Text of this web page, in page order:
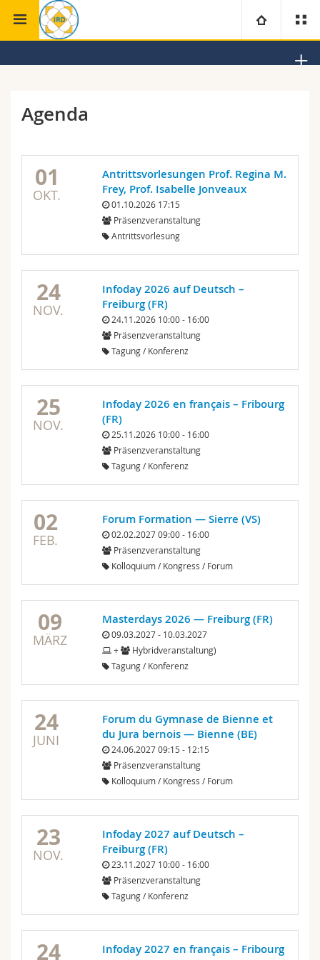
Forschung
Weiterbildung
Rechtswissenschaftliche Fak.
Wirtschafts- und Sozialwissenschaftliche Fak.
Philosophische Fak.
Fak. für Erziehungs- und Bildungswissenschaften
Math.-Nat. und Med. Fak.
Interfakultär
Studieninteressierte
Medien
Forschende
Doktorierende
Ressourcen
Personenverzeichnis
Ortsplan
Bibliotheken
Vorlesungsverzeichnis
MyUnifr
Institut für das Studium der Religionen und
Agenda
01
OKT.
Antrittsvorlesungen Prof. Regina M.
Frey, Prof. Isabelle Jonveaux
01.10.2026 17:15
Präsenzveranstaltung
Antrittsvorlesung
24
NOV.
Infoday 2026 auf Deutsch –
Freiburg (FR)
24.11.2026 10:00 - 16:00
Präsenzveranstaltung
Tagung / Konferenz
25
NOV.
Infoday 2026 en français – Fribourg
(FR)
25.11.2026 10:00 - 16:00
Präsenzveranstaltung
Tagung / Konferenz
02
FEB.
Forum Formation — Sierre (VS)
02.02.2027 09:00 - 16:00
Präsenzveranstaltung
Kolloquium / Kongress / Forum
09
MÄRZ
Masterdays 2026 — Freiburg (FR)
09.03.2027 - 10.03.2027
+
Hybridveranstaltung)
Tagung / Konferenz
24
JUNI
Forum du Gymnase de Bienne et
du Jura bernois — Bienne (BE)
24.06.2027 09:15 - 12:15
Präsenzveranstaltung
Kolloquium / Kongress / Forum
23
NOV.
Infoday 2027 auf Deutsch –
Freiburg (FR)
23.11.2027 10:00 - 16:00
Präsenzveranstaltung
Tagung / Konferenz
24
Infoday 2027 en français – Fribourg